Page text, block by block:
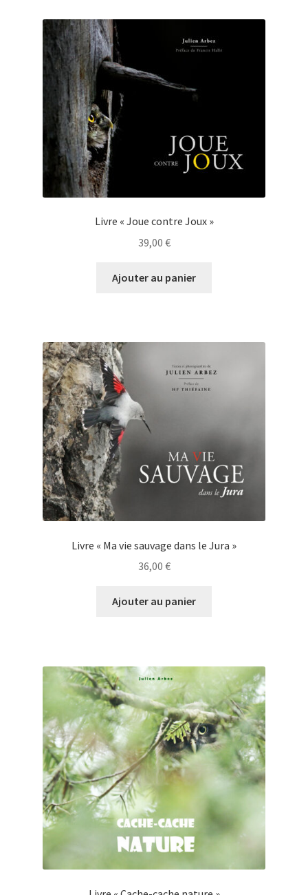
Livre « Joue contre Joux »
39,00 €
Ajouter au panier
Livre « Ma vie sauvage dans le Jura »
36,00 €
Ajouter au panier